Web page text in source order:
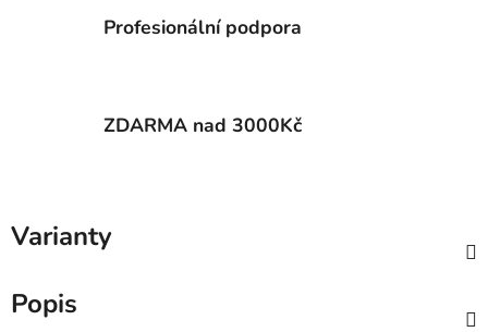
Profesionální podpora
ZDARMA nad 3000Kč
Varianty
Popis